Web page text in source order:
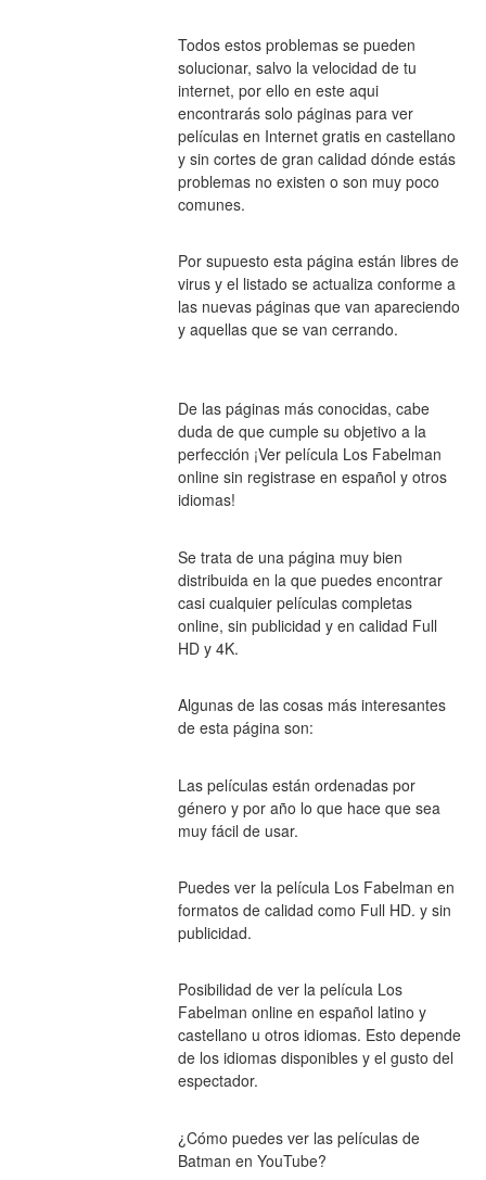
Todos estos problemas se pueden
solucionar, salvo la velocidad de tu
internet, por ello en este aqui
encontrarás solo páginas para ver
películas en Internet gratis en castellano
y sin cortes de gran calidad dónde estás
problemas no existen o son muy poco
comunes.
Por supuesto esta página están libres de
virus y el listado se actualiza conforme a
las nuevas páginas que van apareciendo
y aquellas que se van cerrando.
De las páginas más conocidas, cabe
duda de que cumple su objetivo a la
perfección ¡Ver película Los Fabelman
online sin registrase en español y otros
idiomas!
Se trata de una página muy bien
distribuida en la que puedes encontrar
casi cualquier películas completas
online, sin publicidad y en calidad Full
HD y 4K.
Algunas de las cosas más interesantes
de esta página son:
Las películas están ordenadas por
género y por año lo que hace que sea
muy fácil de usar.
Puedes ver la película Los Fabelman en
formatos de calidad como Full HD. y sin
publicidad.
Posibilidad de ver la película Los
Fabelman online en español latino y
castellano u otros idiomas. Esto depende
de los idiomas disponibles y el gusto del
espectador.
¿Cómo puedes ver las películas de
Batman en YouTube?